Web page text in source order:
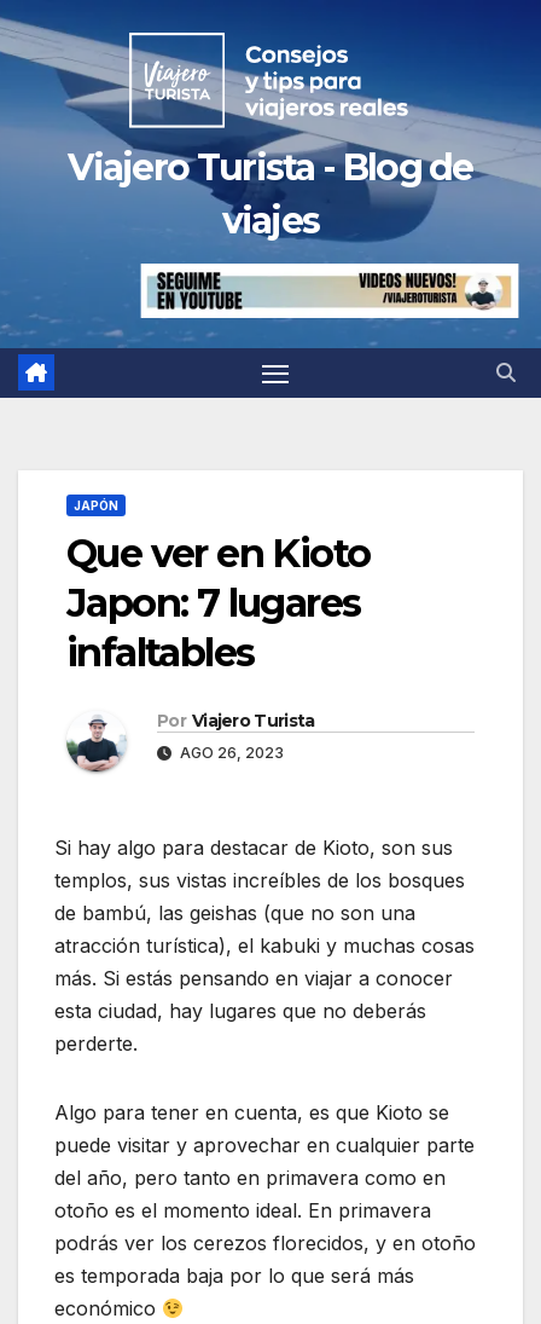
Saltar
al
contenido
Viajero Turista - Blog de
viajes
JAPÓN
Que ver en Kioto
Japon: 7 lugares
infaltables
Por Viajero Turista
AGO 26, 2023
Si hay algo para destacar de Kioto, son sus
templos, sus vistas increíbles de los bosques
de bambú, las geishas (que no son una
atracción turística), el kabuki y muchas cosas
más. Si estás pensando en viajar a conocer
esta ciudad, hay lugares que no deberás
perderte.
Algo para tener en cuenta, es que Kioto se
puede visitar y aprovechar en cualquier parte
del año, pero tanto en primavera como en
otoño es el momento ideal. En primavera
podrás ver los cerezos florecidos, y en otoño
es temporada baja por lo que será más
económico